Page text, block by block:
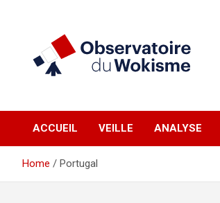
Observatoire du
Wokisme
ACCUEIL VEILLE ANALYSE
Home Portugal